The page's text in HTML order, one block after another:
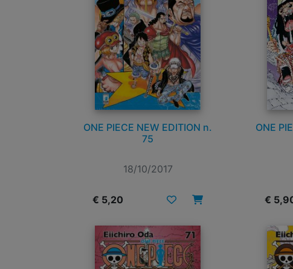
ONE PIECE NEW EDITION n.
75
18/10/2017
€ 5,20
ONE
€